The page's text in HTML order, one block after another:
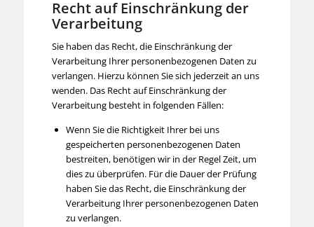
Recht auf Einschränkung der
Verarbeitung
Sie haben das Recht, die Einschränkung der
Verarbeitung Ihrer personenbezogenen Daten zu
verlangen. Hierzu können Sie sich jederzeit an uns
wenden. Das Recht auf Einschränkung der
Verarbeitung besteht in folgenden Fällen:
Wenn Sie die Richtigkeit Ihrer bei uns
gespeicherten personenbezogenen Daten
bestreiten, benötigen wir in der Regel Zeit, um
dies zu überprüfen. Für die Dauer der Prüfung
haben Sie das Recht, die Einschränkung der
Verarbeitung Ihrer personenbezogenen Daten
zu verlangen.